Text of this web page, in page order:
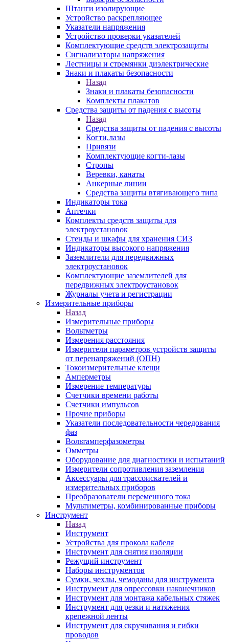
Штанги изолирующие
Устройство раскрепляющее
Указатели напряжения
Устройство проверки указателей
Комплектующие средств электрозащиты
Сигнализаторы напряжения
Лестницы и стремянки диэлектрические
Знаки и плакаты безопасности
Назад
Знаки и плакаты безопасности
Комплекты плакатов
Средства защиты от падения с высоты
Назад
Средства защиты от падения с высоты
Когти,лазы
Привязи
Комплектующие когти-лазы
Стропы
Веревки, канаты
Анкерные линии
Средства защиты втягивающего типа
Индикаторы тока
Аптечки
Комплекты средств защиты для
электроустановок
Стенды и шкафы для хранения СИЗ
Индикаторы высокого напряжения
Заземлители для передвижных
электроустановок
Комплектующие заземлителей для
передвижных электроустановок
Журналы учета и регистрации
Измерительные приборы
Назад
Измерительные приборы
Вольтметры
Измерения расстояния
Измерители параметров устройств защиты
от перенапряжений (ОПН)
Токоизмерительные клещи
Амперметры
Измерение температуры
Счетчики времени работы
Счетчики импульсов
Прочие приборы
Указатели последовательности чередования
фаз
Вольтамперфазометры
Омметры
Оборудование для диагностики и испытаний
Измерители сопротивления заземления
Аксессуары для трассоискателей и
измерительных приборов
Преобразователи переменного тока
Мультиметры, комбинированные приборы
Инструмент
Назад
Инструмент
Устройства для прокола кабеля
Инструмент для снятия изоляции
Режущий инструмент
Наборы инструментов
Сумки, чехлы, чемоданы для инструмента
Инструмент для опрессовки наконечников
Инструмент для монтажа кабельных стяжек
Инструмент для резки и натяжения
крепежной ленты
Инструмент для скручивания и гибки
проводов